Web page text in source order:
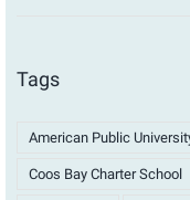
Tags
American Public
Coos Bay Charter School